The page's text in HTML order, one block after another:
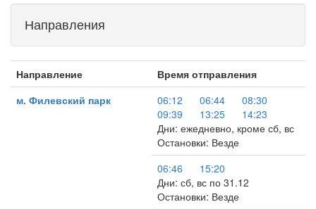
Направления
Направление
Время отправления
м. Филевский парк
06:12 06:44
08:30
09:39
13:25
14:23
Дни: ежедневно, кроме сб, вс
Остановки: Везде
06:46
15:20
Дни: сб, вс по 31.12
Остановки: Везде